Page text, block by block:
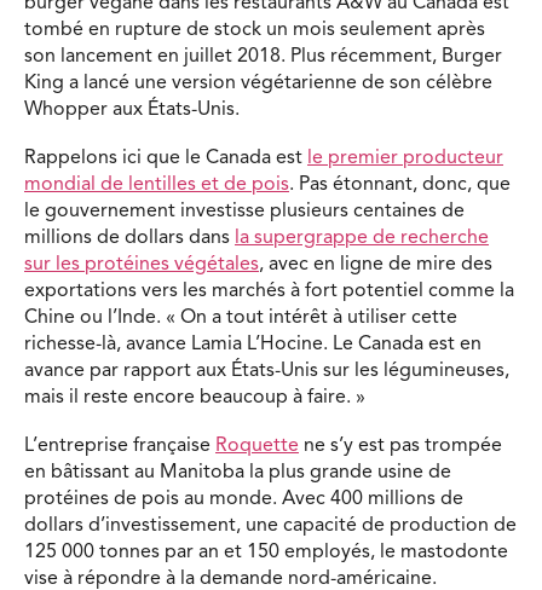
burger végane dans les restaurants A&W au Canada est
tombé en rupture de stock un mois seulement après
son lancement en juillet 2018. Plus récemment, Burger
King a lancé une version végétarienne de son célèbre
Whopper aux États-Unis.
Rappelons ici que le Canada est le premier producteur
mondial de lentilles et de pois. Pas étonnant, donc, que
le gouvernement investisse plusieurs centaines de
millions de dollars dans la supergrappe de recherche
sur les protéines végétales, avec en ligne de mire des
exportations vers les marchés à fort potentiel comme la
Chine ou l’Inde. « On a tout intérêt à utiliser cette
richesse-là, avance Lamia L’Hocine. Le Canada est en
avance par rapport aux États-Unis sur les légumineuses,
mais il reste encore beaucoup à faire. »
L’entreprise française Roquette ne s’y est pas trompée
en bâtissant au Manitoba la plus grande usine de
protéines de pois au monde. Avec 400 millions de
dollars d’investissement, une capacité de production de
125 000 tonnes par an et 150 employés, le mastodonte
vise à répondre à la demande nord-américaine.